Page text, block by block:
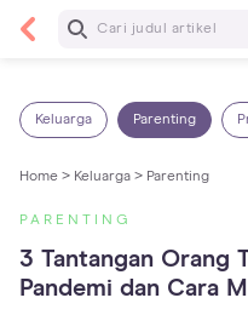
Baca
Keluarga Parenting
Home > Keluarga > Parenting
PARENTING
3 Tantangan Orang
Pandemi dan Cara